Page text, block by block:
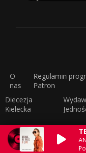
O
nas
Regulamin
Patron
Diecezja
Kielecka